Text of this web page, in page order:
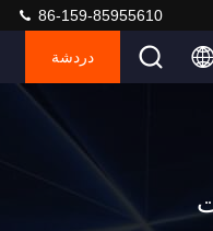
86-159-85955610
دردشة